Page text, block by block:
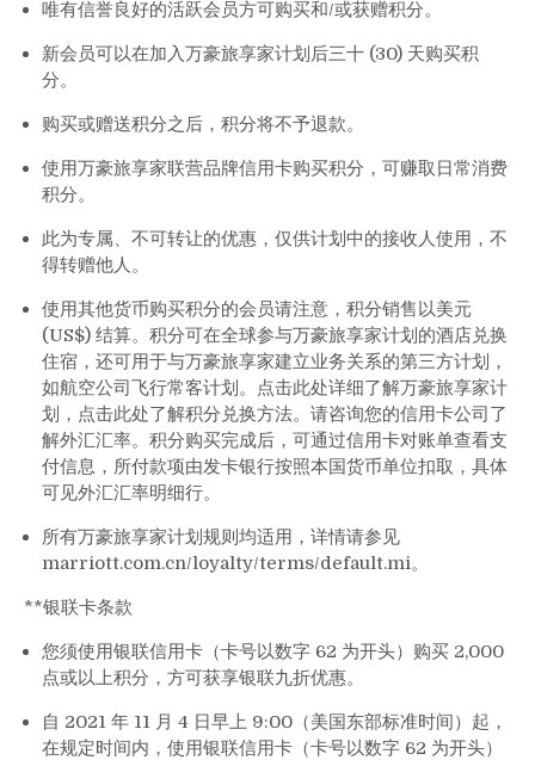
唯有信誉良好的活跃会员方可购买和/或获赠积分。
新会员可以在加入万豪旅享家计划后三十 (30) 天购买积
分。
购买或赠送积分之后，积分将不予退款。
使用万豪旅享家联营品牌信用卡购买积分，可赚取日常消费
积分。
此为专属、不可转让的优惠，仅供计划中的接收人使用，不
得转赠他人。
使用其他货币购买积分的会员请注意，积分销售以美元
(US$) 结算。积分可在全球参与万豪旅享家计划的酒店兑换
住宿，还可用于与万豪旅享家建立业务关系的第三方计划，
如航空公司飞行常客计划。点击此处详细了解万豪旅享家计
划，点击此处了解积分兑换方法。请咨询您的信用卡公司了
解外汇汇率。积分购买完成后，可通过信用卡对账单查看支
付信息，所付款项由发卡银行按照本国货币单位扣取，具体
可见外汇汇率明细行。
所有万豪旅享家计划规则均适用，详情请参见
marriott.com.cn/loyalty/terms/default.mi。
**银联卡条款
您须使用银联信用卡（卡号以数字 62 为开头）购买 2,000
点或以上积分，方可获享银联九折优惠。
自 2021 年 11 月 4 日早上 9:00（美国东部标准时间）起，
在规定时间内，使用银联信用卡（卡号以数字 62 为开头）